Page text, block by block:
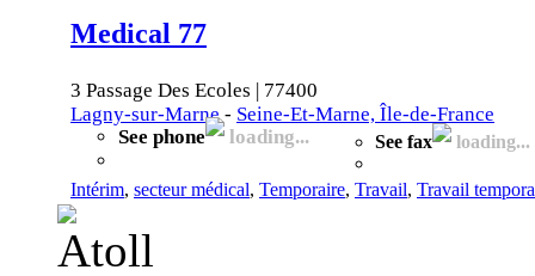
Medical 77
3 Passage Des Ecoles | 77400
Lagny-sur-Marne- Seine-Et-Marne, Île-de-France
See phone
loading... See fax loading...
Intérim, secteur médical, Temporaire, Travail, Travail